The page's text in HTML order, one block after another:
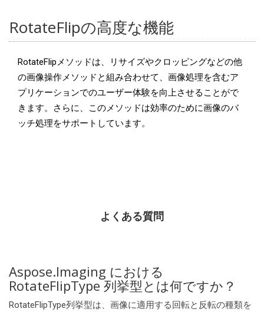
RotateFlipの高度な機能
RotateFlipメソッドは、リサイズやクロッピングなどの他
の画像操作メソッドと組み合わせて、画像処理を含むア
プリケーションでのユーザー体験を向上させることがで
きます。さらに、このメソッドは効率のために画像のバ
ッチ処理をサポートしています。
よくある質問
Aspose.Imaging における
RotateFlipType 列挙型とは何ですか？
RotateFlipType列挙型は、画像に適用する回転と反転の種類を